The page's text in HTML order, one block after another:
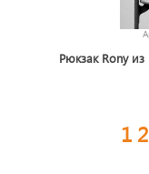
Рюкзак Rony
1